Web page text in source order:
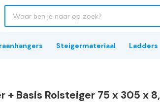
Steigermateriaal Ladders
Basis Rolsteiger 75 x 305 x